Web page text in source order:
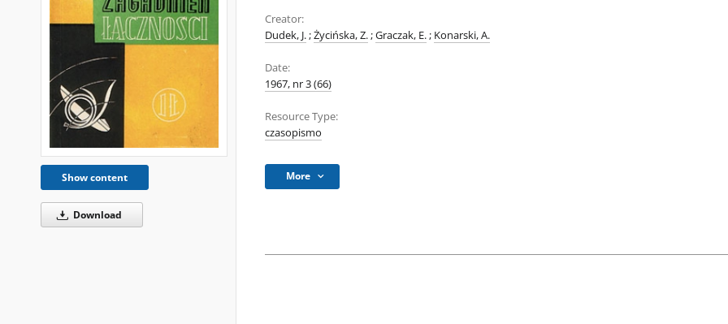
Show content
Download
Creator:
Dudek, J.;Życińska, Z.;Graczak, E.; Konarski, A.
Date:
1967, nr 3 (66)
Resource Type:
czasopismo
More